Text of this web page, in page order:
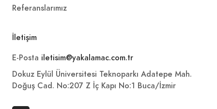
Referanslarımız
İletişim
E-Posta iletisim@yakalamac.com.tr
Dokuz Eylül Üniversitesi Teknoparkı Adatepe Mah.
Doğuş Cad. No:207 Z İç Kapı No:1 Buca/İzmir